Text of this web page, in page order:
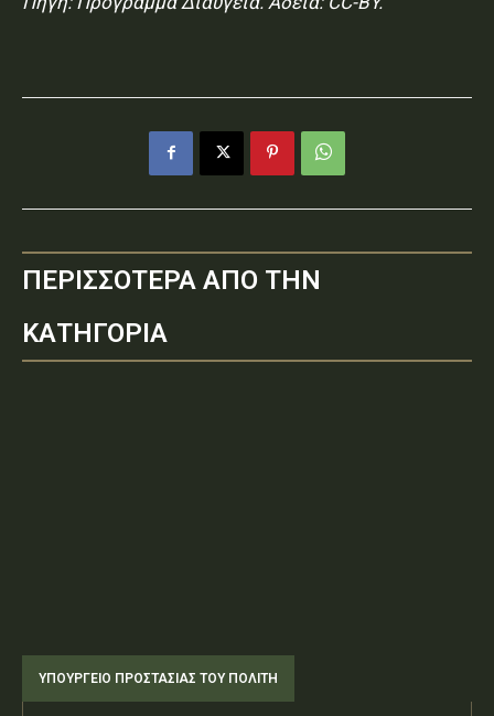
ΠΕΡΙΣΣΟΤΕΡΑ ΑΠΟ ΤΗΝ
ΚΑΤΗΓΟΡΙΑ
ΥΠΟΥΡΓΕΊΟ ΠΡΟΣΤΑΣΊΑΣ ΤΟΥ ΠΟΛΊΤΗ